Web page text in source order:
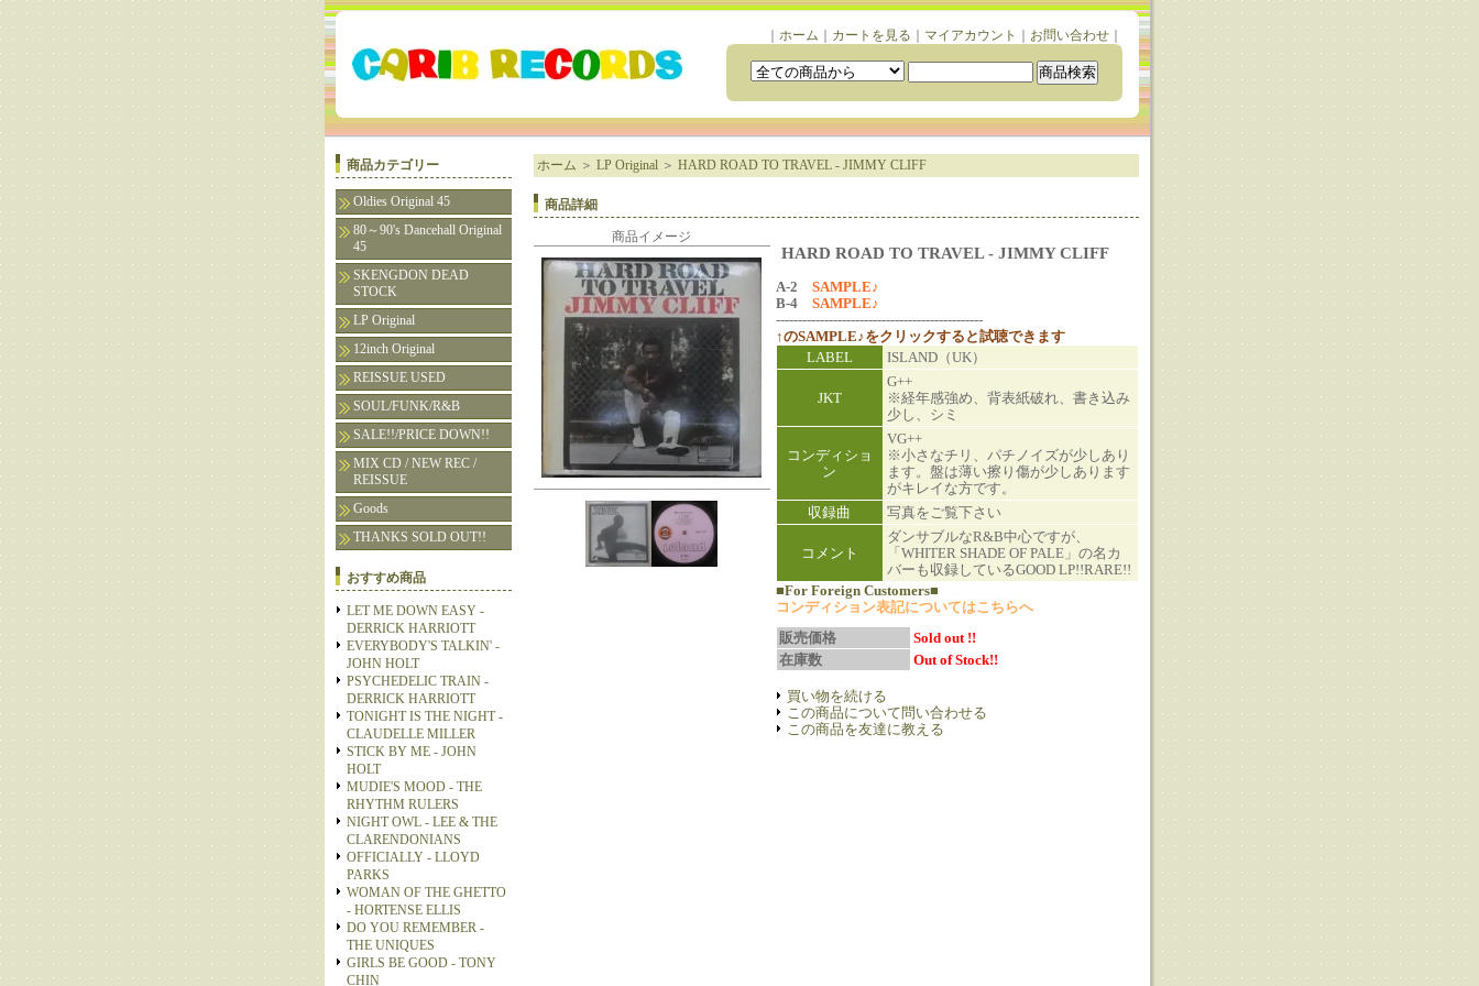
ホーム カートを見る マイアカウント お問い合わせ｜
商品カテゴリー
Oldies Original 45
80～90's Dancehall Original
45
SKENGDON DEAD
STOCK
LP Original
12inch Original
REISSUE USED
SOUL/FUNK/R&B
SALE!!/PRICE DOWN!!
MIX CD / NEW REC /
REISSUE
Goods
THANKS SOLD OUT!!
おすすめ商品
LET ME DOWN EASY -
DERRICK HARRIOTT
EVERYBODY'S TALKIN' -
JOHN HOLT
PSYCHEDELIC TRAIN -
DERRICK HARRIOTT
TONIGHT IS THE NIGHT -
CLAUDELLE MILLER
STICK BY ME - JOHN
HOLT
MUDIE'S MOOD - THE
RHYTHM RULERS
NIGHT OWL - LEE & THE
CLARENDONIANS
OFFICIALLY - LLOYD
PARKS
WOMAN OF THE GHETTO
- HORTENSE ELLIS
DO YOU REMEMBER -
THE UNIQUES
GIRLS BE GOOD - TONY
CHIN
ホーム ＞ LP Original＞ HARD ROAD TO TRAVEL - JIMMY CLIFF
商品詳細
商品イメージ
HARD ROAD TO TRAVEL - JIMMY CLIFF
A-2 SAMPLE♪
B-4 SAMPLE♪
-----------------------------------------------
↑のSAMPLE♪をクリックすると試聴できます
LABEL
ISLAND（UK）
JKT
G++
※経年感強め、背表紙破れ、書き込み
少し、シミ
コンディショ
ン
VG++
※小さなチリ、パチノイズが少しあり
ます。盤は薄い擦り傷が少しあります
がキレイな方です。
収録曲
写真をご覧下さい
コメント
ダンサブルなR&B中心ですが、
「WHITER SHADE OF PALE」の名カ
バーも収録しているGOOD LP!!RARE!!
■For Foreign Customers■
コンディション表記についてはこちらへ
販売価格
Sold out !!
在庫数
Out of Stock!!
買い物を続ける
この商品について問い合わせる
この商品を友達に教える